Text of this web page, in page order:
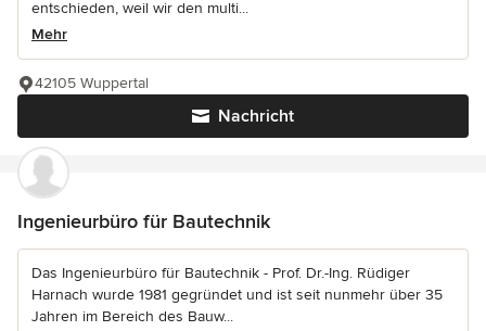
entschieden, weil wir den multi...
Mehr
Nachricht
42105 Wuppertal
Ingenieurbüro für Bautechnik
Das Ingenieurbüro für Bautechnik - Prof. Dr.-Ing. Rüdiger
Harnach wurde 1981 gegründet und ist seit nunmehr über 35
Jahren im Bereich des Bauw...